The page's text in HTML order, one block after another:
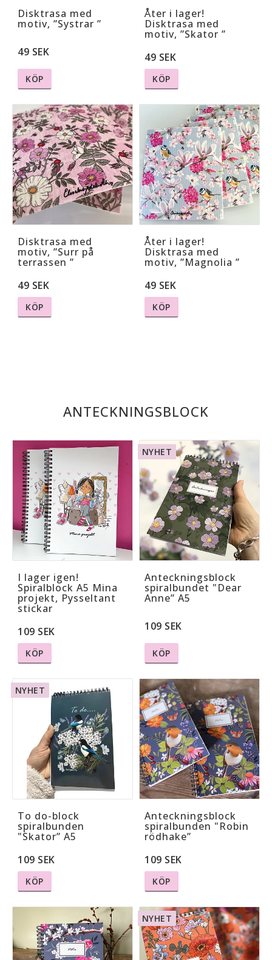
Disktrasa med
motiv, ”Systrar ”
49 SEK
KÖP
Åter i lager!
Disktrasa med
motiv, ”Skator ”
49 SEK
KÖP
Disktrasa med
motiv, ”Surr på
terrassen ”
49 SEK
KÖP
Åter i lager!
Disktrasa med
motiv, ”Magnolia ”
49 SEK
KÖP
ANTECKNINGSBLOCK
I lager igen!
Spiralblock A5 Mina
projekt, Pysseltant
stickar
109 SEK
KÖP
NYHET
Anteckningsblock
spiralbundet "Dear
Anne” A5
109 SEK
KÖP
NYHET
To do-block
spiralbunden
"Skator” A5
109 SEK
KÖP
Anteckningsblock
spiralbunden "Robin
rödhake”
109 SEK
KÖP
NYHET